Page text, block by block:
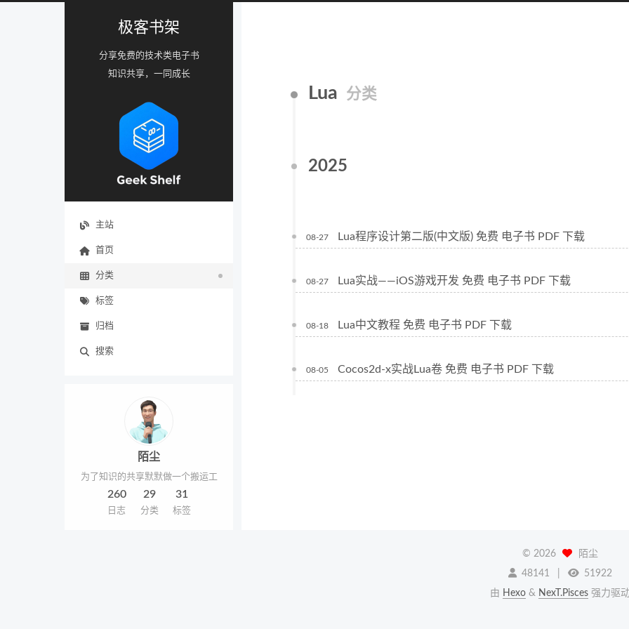
极客书架
分享免费的技术类电子书
知识共享，一同成长
主站
首页
分类
标签
归档
搜索
陌尘
为了知识的共享默默做一个搬运工
260
日志
29
分类
31
标签
Lua 分类
2025
08-27 Lua程序设计第二版(中文版) 免费 电子书 PDF 下载
08-27 Lua实战——iOS游戏开发 免费 电子书 PDF 下载
08-18 Lua中文教程 免费 电子书 PDF 下载
08-05 Cocos2d-x实战Lua卷 免费 电子书 PDF 下载
© 2026
陌尘
48141
51922
由 Hexo & NexT.Pisces 强力驱